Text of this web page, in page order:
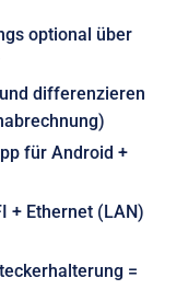
optional über
differenzieren
für Android +
+ Ethernet (LAN)
=